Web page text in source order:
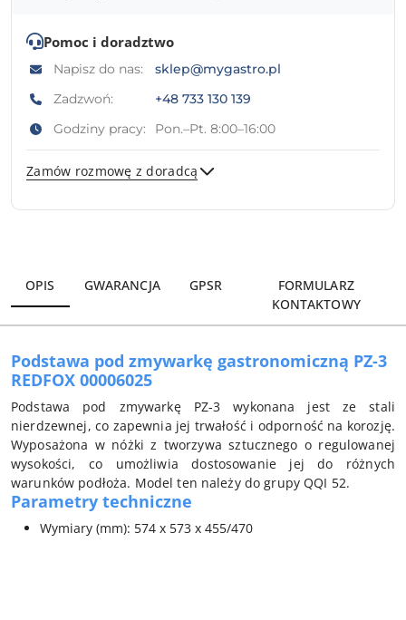
Pomoc i doradztwo
Napisz do nas:
sklep@mygastro.pl
Zadzwoń:
+48 733 130 139
Godziny pracy:
Pon.–Pt. 8:00–16:00
Zamów rozmowę z doradcą
OPIS GWARANCJA GPSR
FORMULARZ
KONTAKTOWY
Podstawa pod zmywarkę gastronomiczną PZ-3
REDFOX 00006025
Podstawa pod zmywarkę PZ-3 wykonana jest ze stali
nierdzewnej, co zapewnia jej trwałość i odporność na korozję.
Wyposażona w nóżki z tworzywa sztucznego o regulowanej
wysokości, co umożliwia dostosowanie jej do różnych
warunków podłoża. Model ten należy do grupy QQI 52.
Parametry techniczne
Wymiary (mm): 574 x 573 x 455/470